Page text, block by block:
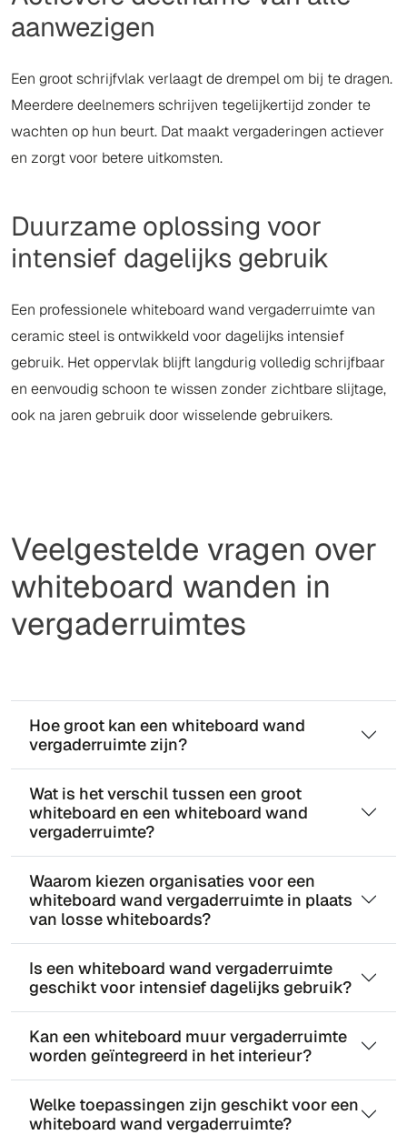
aanwezigen
Een groot schrijfvlak verlaagt de drempel om bij te dragen.
Meerdere deelnemers schrijven tegelijkertijd zonder te
wachten op hun beurt. Dat maakt vergaderingen actiever
en zorgt voor betere uitkomsten.
Duurzame oplossing voor
intensief dagelijks gebruik
Een professionele whiteboard wand vergaderruimte van
ceramic steel is ontwikkeld voor dagelijks intensief
gebruik. Het oppervlak blijft langdurig volledig schrijfbaar
en eenvoudig schoon te wissen zonder zichtbare slijtage,
ook na jaren gebruik door wisselende gebruikers.
Veelgestelde vragen over
whiteboard wanden in
vergaderruimtes
Hoe groot kan een whiteboard wand
vergaderruimte zijn?
Wat is het verschil tussen een groot
whiteboard en een whiteboard wand
vergaderruimte?
Waarom kiezen organisaties voor een
whiteboard wand vergaderruimte in plaats
van losse whiteboards?
Is een whiteboard wand vergaderruimte
geschikt voor intensief dagelijks gebruik?
Kan een whiteboard muur vergaderruimte
worden geïntegreerd in het interieur?
Welke toepassingen zijn geschikt voor een
whiteboard wand vergaderruimte?